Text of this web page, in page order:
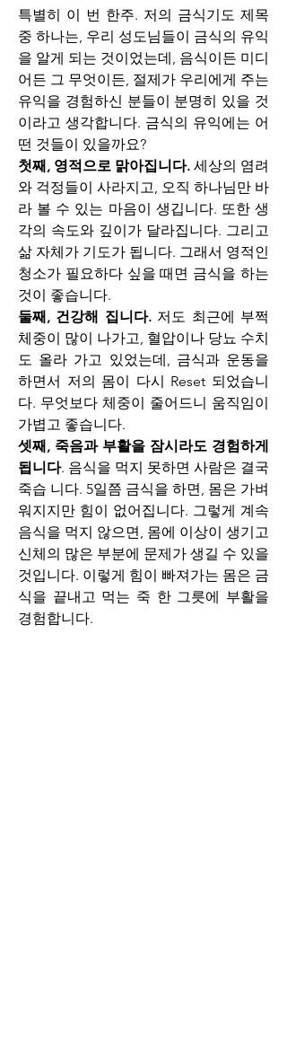
특별히 이 번 한주. 저의 금식기도 제목
중 하나는, 우리 성도님들이 금식의 유익
을 알게 되는 것이었는데, 음식이든 미디
어든 그 무엇이든, 절제가 우리에게 주는
유익을 경험하신 분들이 분명히 있을 것
이라고 생각합니다. 금식의 유익에는 어
떤 것들이 있을까요?
첫째, 영적으로 맑아집니다. 세상의 염려
와 걱정들이 사라지고, 오직 하나님만 바
라 볼 수 있는 마음이 생깁니다. 또한 생
각의 속도와 깊이가 달라집니다. 그리고
삶 자체가 기도가 됩니다. 그래서 영적인
청소가 필요하다 싶을 때면 금식을 하는
것이 좋습니다.
둘째, 건강해 집니다. 저도 최근에 부쩍
체중이 많이 나가고, 혈압이나 당뇨 수치
도 올라 가고 있었는데, 금식과 운동을
하면서 저의 몸이 다시 Reset 되었습니
다. 무엇보다 체중이 줄어드니 움직임이
가볍고 좋습니다.
셋째, 죽음과 부활을 잠시라도 경험하게
됩니다. 음식을 먹지 못하면 사람은 결국
죽습 니다. 5일쯤 금식을 하면, 몸은 가벼
워지지만 힘이 없어집니다. 그렇게 계속
음식을 먹지 않으면, 몸에 이상이 생기고
신체의 많은 부분에 문제가 생길 수 있을
것입니다. 이렇게 힘이 빠져가는 몸은 금
식을 끝내고 먹는 죽 한 그릇에 부활을
경험합니다.